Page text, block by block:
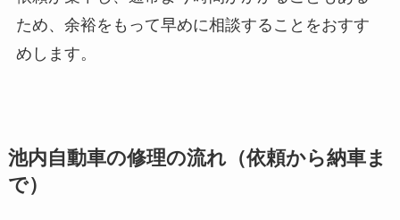
ため、余裕をもって早めに相談することをおすす
めします。
池内自動車の修理の流れ（依頼から納車ま
で）